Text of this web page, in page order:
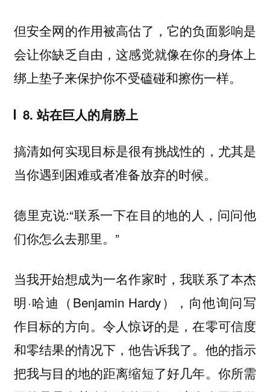
但安全网的作用被高估了，它的负面影响是
会让你缺乏自由，这感觉就像在你的身体上
绑上垫子来保护你不受磕碰和擦伤一样。
8. 站在巨人的肩膀上
搞清如何实现目标是很有挑战性的，尤其是
当你遇到困难或者准备放弃的时候。
德里克说:“联系一下在目的地的人，问问他
们你怎么去那里。”
当我开始想成为一名作家时，我联系了本杰
明·哈迪（Benjamin Hardy），向他询问写
作目标的方向。令人惊讶的是，在零可信度
和零结果的情况下，他告诉我了。他的指示
把我与目的地的距离缩短了好几年。你所需